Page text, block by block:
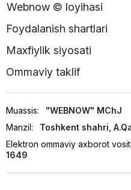
Webnow © loyihasi
Foydalanish shartlari
Maxfiylik siyosati
Ommaviy taklif
Muassis:
"WEBNOW" MChJ
Manzil:
Toshkent shahri,
Elektron ommaviy axborot
1649